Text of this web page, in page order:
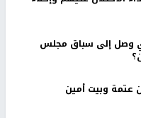
وصل إلى سباق مجلس
عتمة وبيت أمين